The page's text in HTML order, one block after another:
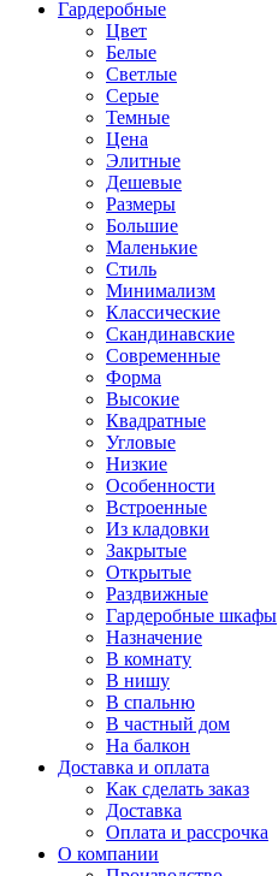
Гардеробные
Цвет
Белые
Светлые
Серые
Темные
Цена
Элитные
Дешевые
Размеры
Большие
Маленькие
Стиль
Минимализм
Классические
Скандинавские
Современные
Форма
Высокие
Квадратные
Угловые
Низкие
Особенности
Встроенные
Из кладовки
Закрытые
Открытые
Раздвижные
Гардеробные шкафы
Назначение
В комнату
В нишу
В спальню
В частный дом
На балкон
Доставка и оплата
Как сделать заказ
Доставка
Оплата и рассрочка
О компании